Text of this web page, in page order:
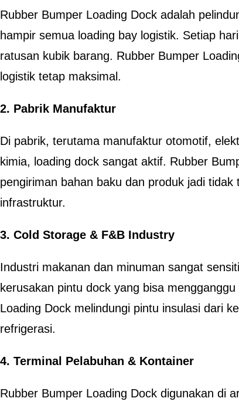
Rubber Bumper Loading Dock adalah
hampir semua loading bay logistik. Setiap
ratusan kubik barang. Rubber Bumper
logistik tetap maksimal.
2. Pabrik Manufaktur
Di pabrik, terutama manufaktur otomotif,
kimia, loading dock sangat aktif. Rubber
pengiriman bahan baku dan produk jadi
infrastruktur.
3. Cold Storage & F&B Industry
Industri makanan dan minuman sangat
kerusakan pintu dock yang bisa
Loading Dock melindungi pintu insulasi dari
refrigerasi.
4. Terminal Pelabuhan & Kontainer
Rubber Bumper Loading Dock digunakan di